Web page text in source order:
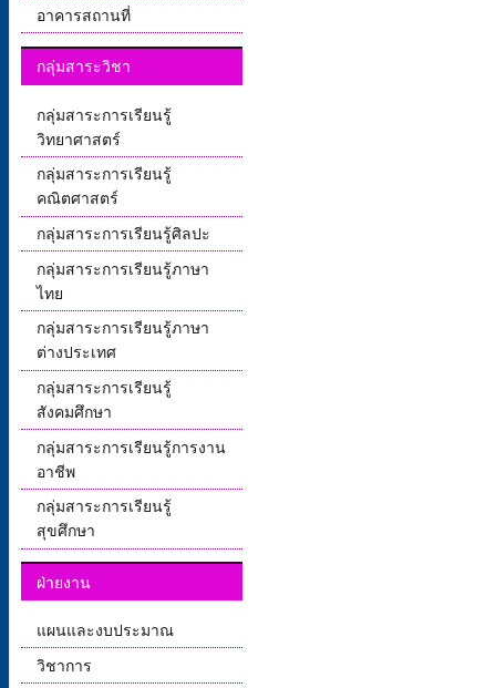
อาคารสถานที่
กลุ่มสาระวิชา
กลุ่มสาระการเรียนรู้
วิทยาศาสตร์
กลุ่มสาระการเรียนรู้
คณิตศาสตร์
กลุ่มสาระการเรียนรู้ศิลปะ
กลุ่มสาระการเรียนรู้ภาษา
ไทย
กลุ่มสาระการเรียนรู้ภาษา
ต่างประเทศ
กลุ่มสาระการเรียนรู้
สังคมศึกษา
กลุ่มสาระการเรียนรู้การงาน
อาชีพ
กลุ่มสาระการเรียนรู้
สุขศึกษา
ฝ่ายงาน
แผนและงบประมาณ
วิชาการ